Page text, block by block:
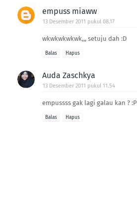
empuss miaww
13 Desember 2011 pukul 08.17
wkwkwkwkwk,,, setuju dah :D
Balas Hapus
Auda Zaschkya
13 Desember 2011 pukul 11.54
empussss gak lagi galau kan ? :P
Balas Hapus